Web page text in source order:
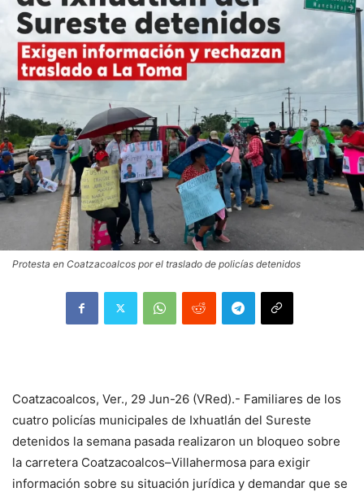
Protesta en Coatzacoalcos por el traslado de policías detenidos
Coatzacoalcos, Ver., 29 Jun-26 (VRed).- Familiares de los
cuatro policías municipales de Ixhuatlán del Sureste
detenidos la semana pasada realizaron un bloqueo sobre
la carretera Coatzacoalcos–Villahermosa para exigir
información sobre su situación jurídica y demandar que se